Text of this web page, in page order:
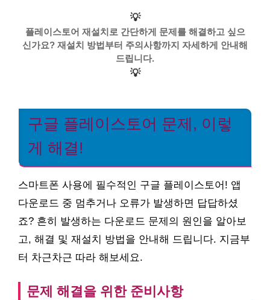
💡
플레이스토어 재설치로 간단하게 문제를 해결하고 싶으
신가요? 재설치 방법부터 주의사항까지 자세하게 안내해
드립니다.
💡
구글 플레이스토어 문제, 이렇
게 해결!
스마트폰 사용에 필수적인 구글 플레이스토어! 앱
다운로드 중 멈추거나 오류가 발생하면 답답하셨
죠? 흔히 발생하는 다운로드 문제의 원인을 알아보
고, 해결 및 재설치 방법을 안내해 드립니다. 지금부
터 차근차근 따라 해보세요.
문제 해결을 위한 준비사항